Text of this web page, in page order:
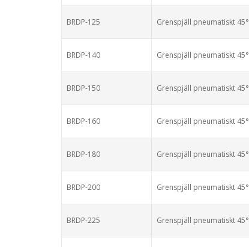
BRDP-125 Grenspjäll pneumatiskt 45°
BRDP-140 Grenspjäll pneumatiskt 45°
BRDP-150 Grenspjäll pneumatiskt 45°
BRDP-160 Grenspjäll pneumatiskt 45°
BRDP-180 Grenspjäll pneumatiskt 45°
BRDP-200 Grenspjäll pneumatiskt 45°
BRDP-225 Grenspjäll pneumatiskt 45°